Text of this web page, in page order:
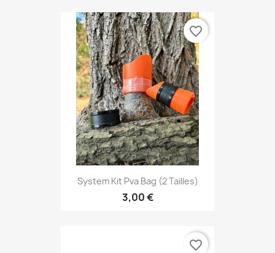
System Kit Pva Bag (2 Tailles)
3,00 €
favorite_border
favorite_border